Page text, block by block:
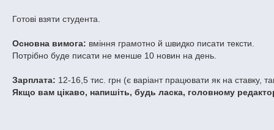
Готові взяти студента.
Основна вимога: вміння грамотно й швидко писати тексти.
Потрібно буде писати не менше 10 новин на день.
Зарплата: 12-16,5 тис. грн (є варіант працювати як на ставку,
Якщо вам цікаво, напишіть, будь ласка, головному